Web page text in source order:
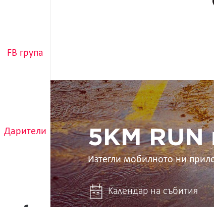
FB група
Дарители
5KM
RUN
в
ръцете
ти
5KM RUN
Изтегли мобилното ни
Календар на събития